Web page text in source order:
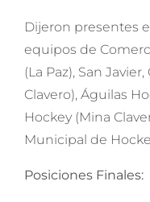
Dijeron presentes
equipos de
(La Paz), San
Clavero), Águilas
Hockey (Mina
Municipal de
Posiciones Finales: